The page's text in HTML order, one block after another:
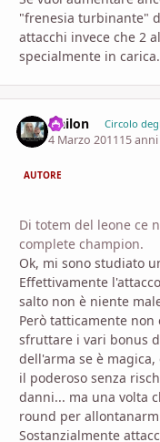
"frenesia turbinante"
attacchi invece che 2
specialmente in carica.
Nailon Circolo
4 Marzo 201115 anni
AUTORE
Di totem del leone ce
complete champion.
Ok, mi sono studiato
Effettivamente
salto non è niente
Però tatticamente non
sfruttare i vari bonus
dell'arma se è
il poderoso senza
danni... ma una volta
round per
Sostanzialmente